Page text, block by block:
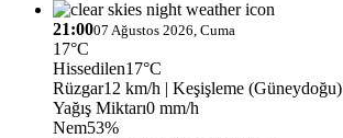
21:0007 Ağustos 2026, Cuma
17°C
Hissedilen17°C
Rüzgar12 km/h | Keşişleme (Güneydoğu)
Yağış Miktarı0 mm/h
Nem53%